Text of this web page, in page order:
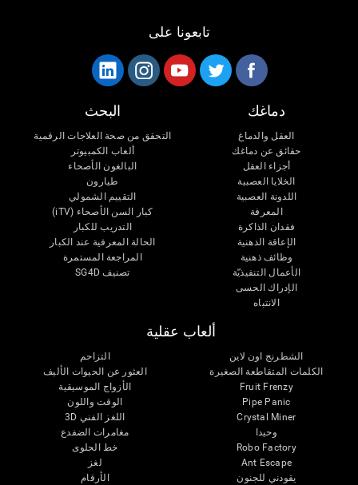
تابعونا على
دماغك
العقل والدماغ
حقائق عن دماغك
أجزاء العقل
الخلايا العصبية
اللدونة العصبية
المعرفة
فقدان الذاكرة
الإعاقة الذهنية
وظائف ذهنية
الأعمال التنفيذيّة
الإدراك الحسى
الانتباه
البحث
التحقق من صحة العلاجات الرقمية
ألعاب الكمبيوتر
البالغون الأصحاء
طيارون
التقييم الشمولي
كبار السن الأصحاء (iTV)
التدريب للكبار
الحالة المعرفية عند الكبار
المراجعة المستمرة
تصنيف SG4D
ألعاب عقلية
الشطرنج اون لاين
الكلمات المتقاطعة الصغيرة
Fruit Frenzy
Pipe Panic
Crystal Miner
وحيدا
Robo Factory
Ant Escape
يقودني للجنون
التزاحم
العثور عن الحيوات الأليف
الأزواج الموسيقية
الوقت واللون
اللغز الفني 3D
مغامرات الضفدع
خط الحلوى
لغز
الأرقام